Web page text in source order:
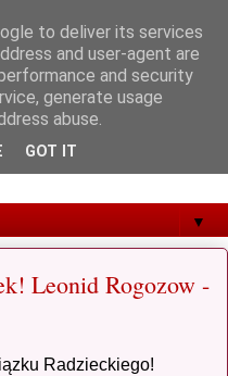
▼
Leonid Rogozow -
Radzieckiego!
to deliver its services
and user-agent are
and security
generate usage
abuse.
GOT IT